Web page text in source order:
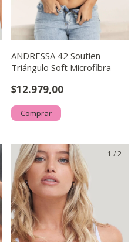
ANDRESSA 42 Soutien
Triángulo Soft Microfibra
$12.979,00
Comprar
1 /2